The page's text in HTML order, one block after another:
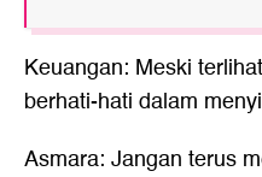
Keuangan: Meski
berhati-hati dalam
Asmara: Jangan terus